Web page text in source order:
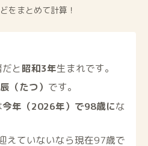
をまとめて計算！
と昭和3年生まれです。
辰（たつ） です。
今年（2026年）で98歳にな
えていないなら現在97歳で